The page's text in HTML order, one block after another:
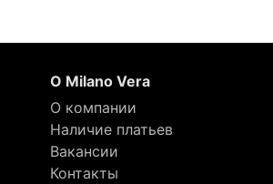
О Milano Vera
О компании
Наличие платьев
Вакансии
Контакты